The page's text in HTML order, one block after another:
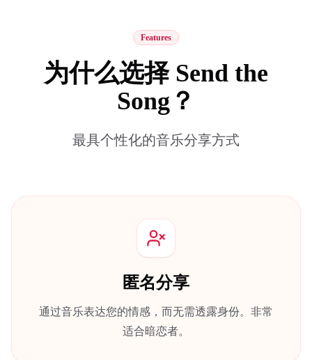
Features
为什么选择 Send the
Song？
最具个性化的音乐分享方式
匿名分享
通过音乐表达您的情感，而无需透露身份。非常
适合暗恋者。